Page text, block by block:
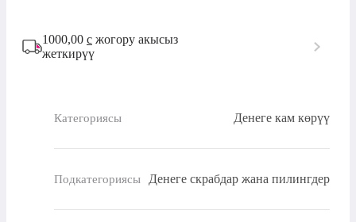
1000,00 с жогору акысыз
жеткирүү
Категориясы Денеге кам көрүү
Подкатегориясы Денеге скрабдар жана пилингдер